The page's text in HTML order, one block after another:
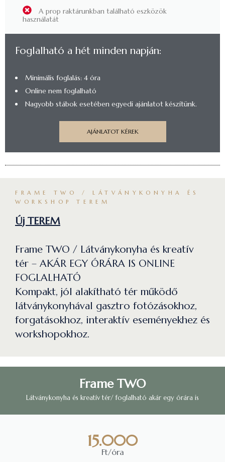
A prop raktárunkban található eszközök
használatát
Foglalható a hét minden napján:
Minimális foglalás: 4 óra
Online nem foglalható
Nagyobb stábok esetében egyedi ajánlatot készítünk.
AJÁNLATOT KÉREK
FRAME TWO / LÁTVÁNYKONYHA ÉS
WORKSHOP TEREM
Új TEREM
Frame TWO / Látványkonyha és kreatív
tér – AKÁR EGY ÓRÁRA IS ONLINE
FOGLALHATÓ
Kompakt, jól alakítható tér működő
látványkonyhával gasztro fotózásokhoz,
forgatásokhoz, interaktív eseményekhez és
workshopokhoz.
Frame TWO
Látványkonyha és kreatív tér/ foglalható akár egy órára is
15.000
Ft/óra